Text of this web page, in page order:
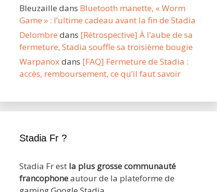
Bleuzaille dans Bluetooth manette, « Worm
Game » : l’ultime cadeau avant la fin de Stadia
Delombre dans [Rétrospective] À l’aube de sa
fermeture, Stadia souffle sa troisième bougie
Warpanoxdans [FAQ] Fermeture de Stadia :
accès, remboursement, ce qu’il faut savoir
Stadia Fr ?
Stadia Fr est la plus grosse communauté
francophoneautour de la plateforme de